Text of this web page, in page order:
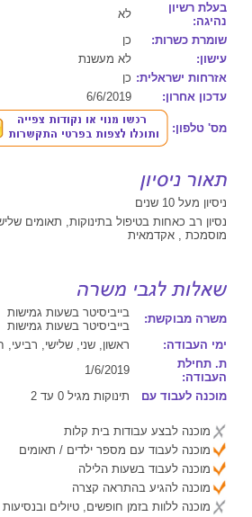
בעלת רשיון
נהיגה:
לא
שומרת כשרות:
כן
עישון:
לא מעשנת
אזרחות ישראלית: כן
עדכון אחרון:
6/6/2019
מס' טלפון:
ניסיון מעל 10 שנים
נסיון רב כאחות בטיפול בתינוקות, תאומים
מוסמכת , אקדמאית
משרה מבוקשת:
בייביסיטר בשעות גמישות
בייביסיטר בשעות גמישות
ימי העבודה:
ראשון, שני, שלישי, רביעי,
ת. תחילת
העבודה:
1/6/2019
מוכנה לעבוד עם
תינוקות מגיל 0 עד 2
מוכנה לבצע עבודות בית קלות
מוכנה לעבוד עם מספר ילדים / תאומים
מוכנה לעבוד בשעות הלילה
מוכנה להגיע בהתראה קצרה
מוכנה ללוות בזמן חופשים, טיולים